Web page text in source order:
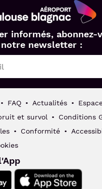
informés, abonnez-
notre newsletter :
FAQ Actualités
et survol
Conditions
Conformité